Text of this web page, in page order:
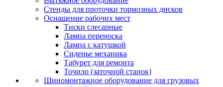
Стенды для проточки тормозных дисков
Оснащение рабочих мест
Тиски слесарные
Лампа переноска
Лампа с катушкой
Сиденье механика
Табурет для ремонта
Точило (заточной станок)
Шиномонтажное оборудование для грузовых